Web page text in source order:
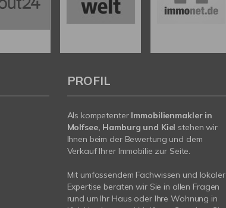
PROFIL
Als kompetenter Immobilienmakler in
Molfsee, Hamburg und Kiel stehen wir
Ihnen beim der Bewertung und dem
Verkauf Ihrer Immobilie zur Seite.
Mit umfassendem Fachwissen und lokaler
Expertise beraten wir Sie in allen Fragen
rund um Ihr Haus oder Ihre Wohnung in